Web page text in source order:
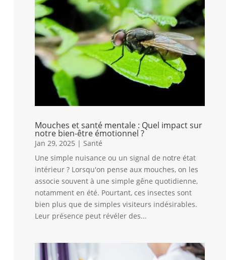
Mouches et santé mentale : Quel impact sur
notre bien-être émotionnel ?
Jan 29, 2025 | Santé
Une simple nuisance ou un signal de notre état
intérieur ? Lorsqu'on pense aux mouches, on les
associe souvent à une simple gêne quotidienne,
notamment en été. Pourtant, ces insectes sont
bien plus que de simples visiteurs indésirables.
Leur présence peut révéler des...